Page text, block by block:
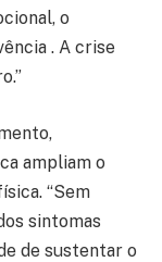
o
. A crise
ampliam o
“Sem
sintomas
de sustentar o